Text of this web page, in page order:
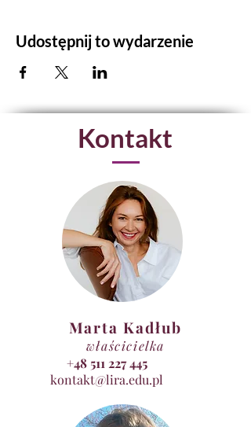
Udostępnij to wydarzenie
Kontakt
Marta Kadłub
właścicielka
+48 511 227 445
kontakt@lira.edu.pl